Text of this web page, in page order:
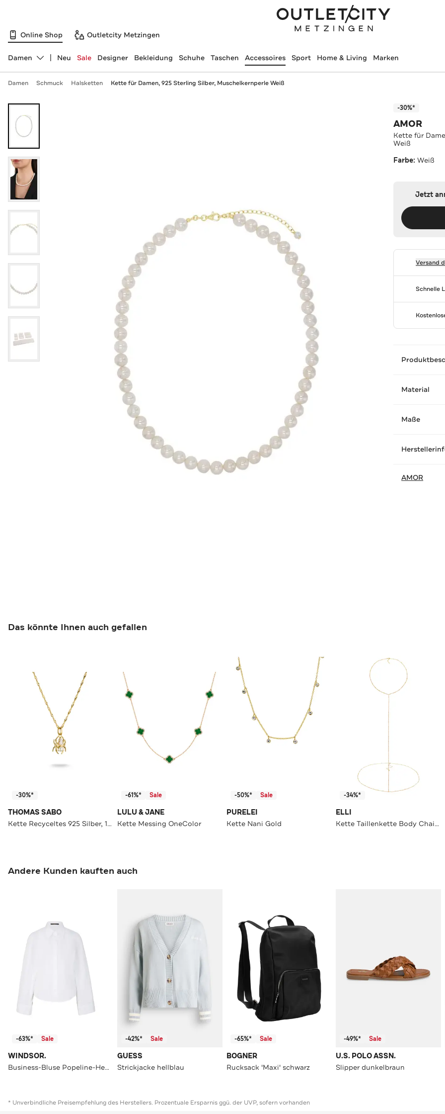
Online Shop Outletcity Metzingen
Abteilung ändern, ausgewählt:
Damen Neu Sale Designer Bekleidung Schuhe Taschen Accessoires Sport Home & Living Marken
Damen Schmuck Halsketten Kette für Damen, 925 Sterling Silber, Muschelkernperle Weiß
-30%*
AMOR
Kette für
Weiß
Farbe:Weiß
Jetzt
Versand
Schnelle
Material
Maße
AMOR
Das könnte Ihnen auch gefallen
-30%*
THOMAS SABO
Kette Recyceltes 925 Silber, 18k Vergoldung gold
-61%* Sale
LULU & JANE
Kette Messing OneColor
-50%* Sale
PURELEI
Kette Nani Gold
-34%*
ELLI
Kette Taillenkette Body Chain Kugelkette 925 Silber Gold
Andere Kunden kauften auch
-63%* Sale
WINDSOR.
Business-Bluse Popeline-Hemdbluse mit weitem Arm in Weiß weiß
-42%* Sale
GUESS
Strickjacke hellblau
-65%* Sale
BOGNER
Rucksack 'Maxi' schwarz
-49%* Sale
U.S. POLO ASSN.
Slipper dunkelbraun
* Unverbindliche Preisempfehlung des Herstellers. Prozentuale Ersparnis ggü. der UVP, sofern vorhanden